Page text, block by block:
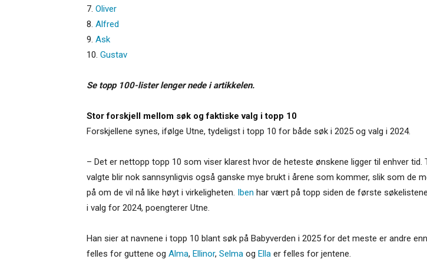
7. Oliver
8. Alfred
9. Ask
10. Gustav
Se topp 100-lister lenger nede i artikkelen.
Stor forskjell mellom søk og faktiske valg i topp 10
Forskjellene synes, ifølge Utne, tydeligst i topp 10 for både søk i 2025 og valg i 2024.
– Det er nettopp topp 10 som viser klarest hvor de heteste ønskene ligger til enhver
valgte blir nok sannsynligvis også ganske mye brukt i årene som kommer, slik som de
på om de vil nå like høyt i virkeligheten.
Iben har vært på topp siden de første
i valg for 2024, poengterer Utne.
Han sier at navnene i topp 10 blant søk på Babyverden i 2025 for det meste er andre
felles for guttene og Alma, Ellinor, Selma og Ella er felles for jentene.